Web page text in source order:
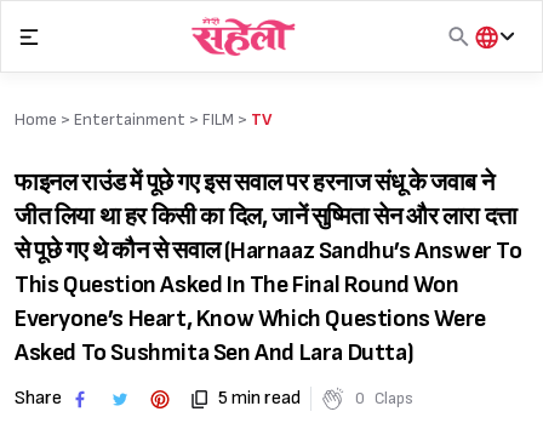
content
हिंदी
Home > Entertainment > FILM > TV
फाइनल राउंड में पूछे गए इस सवाल पर हरनाज संधू के जवाब ने
जीत लिया था हर किसी का दिल, जानें सुष्मिता सेन और लारा दत्ता
से पूछे गए थे कौन से सवाल (Harnaaz Sandhu’s Answer To
This Question Asked In The Final Round Won
Everyone’s Heart, Know Which Questions Were
Asked To Sushmita Sen And Lara Dutta)
Share 5 min read 0 Claps